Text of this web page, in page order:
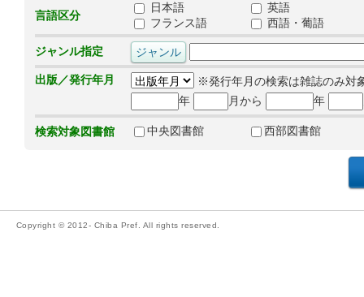
言語区分
日本語
英語
フランス語
西語・葡語
ジャンル指定
出版／発行年月
※発行年月の検索は雑誌のみ対
年
月から 年
検索対象図書館 中央図書館 西部図書館
Copyright © 2012- Chiba Pref. All rights reserved.